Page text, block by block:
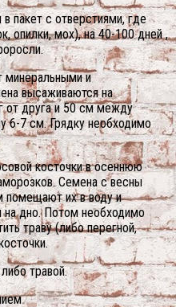
пакет с отверстиями, где
опилки, мох), на 40-100 дней ,
и
высаживаются на
от друга и 50 см между
6-7 см. Грядку необходимо
косточки в осеннюю
Семена с весны
помещают их в воду и
на дно. Потом необходимо
траву (либо перегной,
травой.